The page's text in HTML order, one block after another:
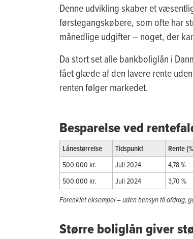
Denne udvikling skaber et
førstegangskøbere, som ofte har
månedlige udgifter – noget, der
Da stort set alle bankboliglån i
fået glæde af den lavere rente
renten følger markedet.
Besparelse ved
Lånestørrelse Tidspunkt Rente
500.000 kr.
Juli 2024 4,78 %
500.000 kr.
Juli 2024 3,70 %
Forenklet eksempel – uden hensyn til afdrag,
Større boliglån giver